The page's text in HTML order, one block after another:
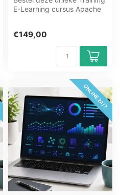
E-Learning cursus Apache
€149,00
ONLINE 24/7